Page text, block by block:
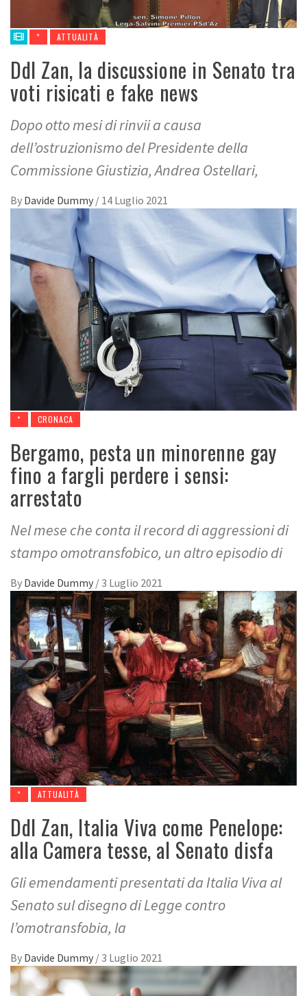
* ATTUALITÀ
Ddl Zan, la discussione in Senato tra
voti risicati e fake news
Dopo otto mesi di rinvii a causa
dell’ostruzionismo del Presidente della
Commissione Giustizia, Andrea Ostellari,
By Davide Dummy / 14 Luglio 2021
* CRONACA
Bergamo, pesta un minorenne gay
fino a fargli perdere i sensi:
arrestato
Nel mese che conta il record di aggressioni di
stampo omotransfobico, un altro episodio di
By Davide Dummy / 3 Luglio 2021
* ATTUALITÀ
Ddl Zan, Italia Viva come Penelope:
alla Camera tesse, al Senato disfa
Gli emendamenti presentati da Italia Viva al
Senato sul disegno di Legge contro
l’omotransfobia, la
By Davide Dummy / 3 Luglio 2021